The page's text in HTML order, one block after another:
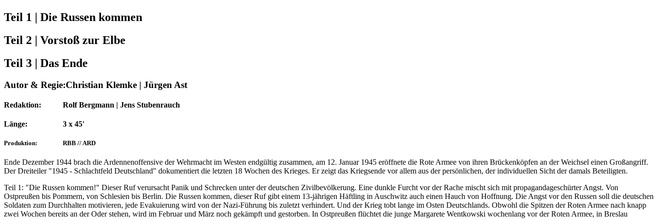
Teil 1 | Die Russen kommen
Teil 2 | Vorstoß zur Elbe
Teil 3 | Das Ende
Autor & Regie:Christian Klemke | Jürgen Ast
Redaktion: Rolf Bergmann | Jens Stubenrauch
Länge: 3 x 45'
Produktion: RBB // ARD
Ende Dezember 1944 brach die Ardennenoffensive der Wehrmacht im Westen endgültig zusammen, am 12. Januar 1945 eröffnete die Rote Armee von ihren Brückenköpfen an der Weichsel einen Großangriff.
Der Dreiteiler "1945 - Schlachtfeld Deutschland" dokumentiert die letzten 18 Wochen des Krieges. Er zeigt das Kriegsende vor allem aus der persönlichen, der individuellen Sicht der damals Beteiligten.
Teil 1: "Die Russen kommen!" Dieser Ruf verursacht Panik und Schrecken unter der deutschen Zivilbevölkerung. Eine dunkle Furcht vor der Rache mischt sich mit propagandageschürter Angst. Von
Ostpreußen bis Pommern, von Schlesien bis Berlin. Die Russen kommen, dieser Ruf gibt einem 13-jährigen Häftling in Auschwitz auch einen Hauch von Hoffnung. Die Angst vor den Russen soll die deutschen
Soldaten zum Durchhalten motivieren, jede Evakuierung wird von der Nazi-Führung bis zuletzt verhindert. Und der Krieg tobt lange im Osten Deutschlands. Obwohl die Spitzen der Roten Armee nach knapp
zwei Wochen bereits an der Oder stehen, wird im Februar und März noch gekämpft und gestorben. In Ostpreußen flüchtet die junge Margarete Wentkowski wochenlang vor der Roten Armee, in Breslau